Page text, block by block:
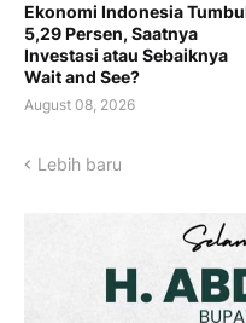
Ekonomi Indonesia
5,29 Persen, Saatnya
Investasi atau Sebaiknya
Wait and See?
August 08, 2026
Lebih baru